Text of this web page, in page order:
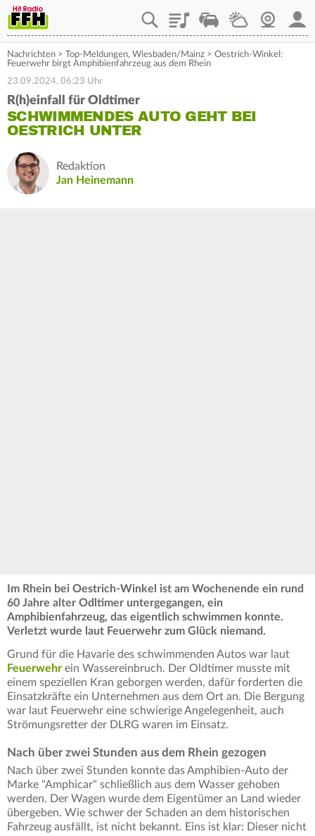
PlaylistStaupilotWetterWebcam
Nachrichten > Top-Meldungen, Wiesbaden/Mainz > Oestrich-Winkel:
Feuerwehr birgt Amphibienfahrzeug aus dem Rhein
23.09.2024, 06:23 Uhr
R(h)einfall für Oldtimer
SCHWIMMENDES AUTO GEHT BEI
OESTRICH UNTER
Redaktion
Jan Heinemann
Im Rhein bei Oestrich-Winkel ist am Wochenende ein rund
60 Jahre alter Odltimer untergegangen, ein
Amphibienfahrzeug, das eigentlich schwimmen konnte.
Verletzt wurde laut Feuerwehr zum Glück niemand.
Grund für die Havarie des schwimmenden Autos war laut
Feuerwehr ein Wassereinbruch. Der Oldtimer musste mit
einem speziellen Kran geborgen werden, dafür forderten die
Einsatzkräfte ein Unternehmen aus dem Ort an. Die Bergung
war laut Feuerwehr eine schwierige Angelegenheit, auch
Strömungsretter der DLRG waren im Einsatz.
Nach über zwei Stunden aus dem Rhein gezogen
Nach über zwei Stunden konnte das Amphibien-Auto der
Marke "Amphicar" schließlich aus dem Wasser gehoben
werden. Der Wagen wurde dem Eigentümer an Land wieder
übergeben. Wie schwer der Schaden an dem historischen
Fahrzeug ausfällt, ist nicht bekannt. Eins ist klar: Dieser nicht